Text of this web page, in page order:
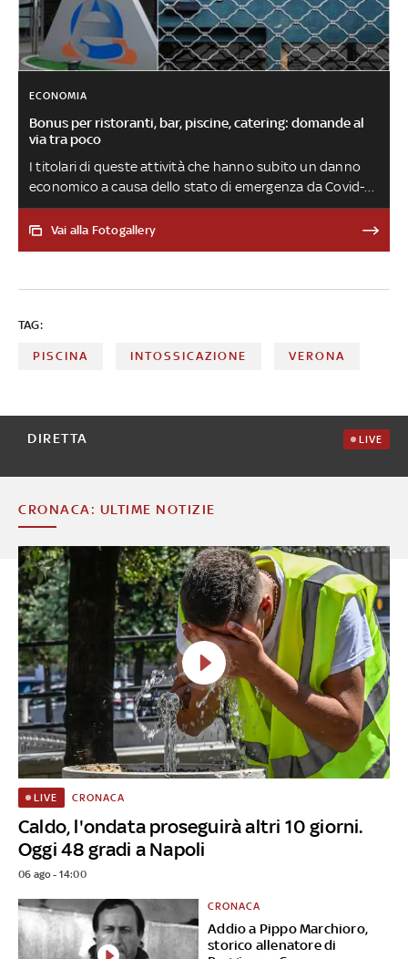
ECONOMIA
Bonus per ristoranti, bar, piscine, catering: domande al
via tra poco
I titolari di queste attività che hanno subito un danno
economico a causa dello stato di emergenza da Covid-19
possono accedere ai contributi a fondo perduto messi a
disposizione dal decreto 'Sostegni bis'. Le domande si
Vai alla Fotogallery
TAG:
PISCINA INTOSSICAZIONE VERONA
DIRETTA LIVE
CRONACA: ULTIME NOTIZIE
Caldo, l'ondata proseguirà altri 10 giorni.
Oggi 48 gradi a Napoli
LIVE CRONACA
06 ago - 14:00
Addio a Pippo Marchioro,
storico allenatore di
CRONACA